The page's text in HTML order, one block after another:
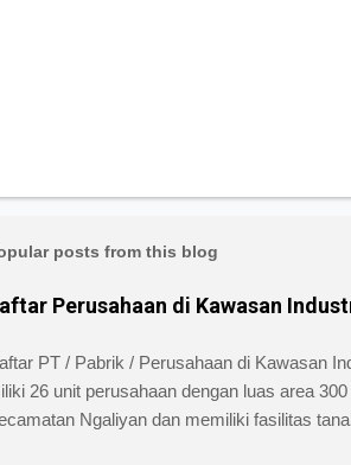
posts from this blog
Perusahaan di Kawasan
PT / Pabrik / Perusahaan di Kawasan
26 unit perusahaan dengan luas area
Ngaliyan dan memiliki fasilitas